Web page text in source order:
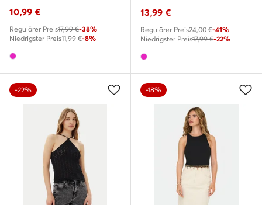
10,99 €
Regulärer Preis17,99 €-38%
Niedrigster Preis11,99 €-8%
13,99 €
Regulärer Preis24,00 €-41%
Niedrigster Preis17,99 €-22%
-22% -18%